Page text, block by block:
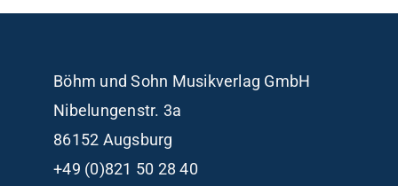
Böhm und Sohn Musikverlag GmbH
Nibelungenstr. 3a
86152 Augsburg
+49 (0)821 50 28 40